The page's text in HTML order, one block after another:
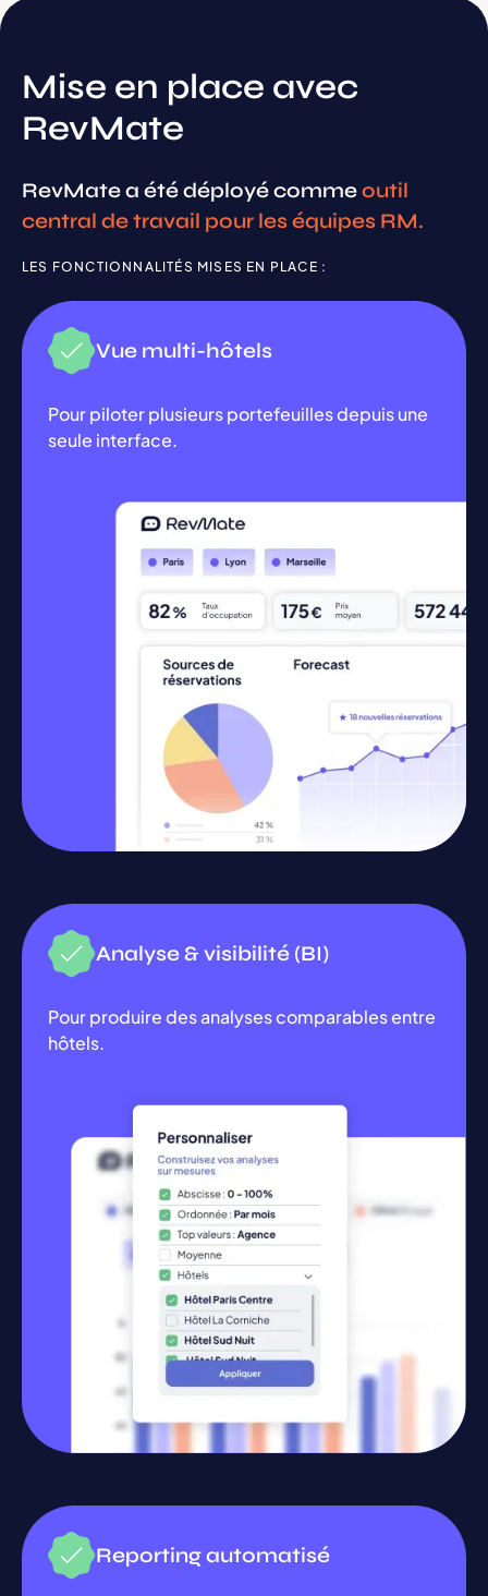
Mise en place avec
RevMate
RevMate a été déployé commeoutil
central de travail pour les équipes RM.
LES FONCTIONNALITÉS MISES EN PLACE :
Vue multi-hôtels
Pour piloter plusieurs portefeuilles depuis une
seule interface.
Analyse & visibilité (BI)
Pour produire des analyses comparables entre
hôtels.
Reporting automatisé